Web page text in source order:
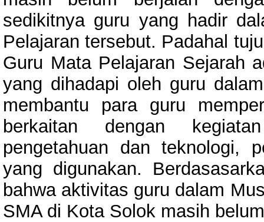
sedikitnya guru yang hadir
Pelajaran tersebut. Padahal
Guru Mata Pelajaran Sejarah
yang dihadapi oleh guru
membantu para guru
berkaitan dengan
pengetahuan dan teknologi,
yang digunakan.
bahwa aktivitas guru dalam
SMA di Kota Solok masih